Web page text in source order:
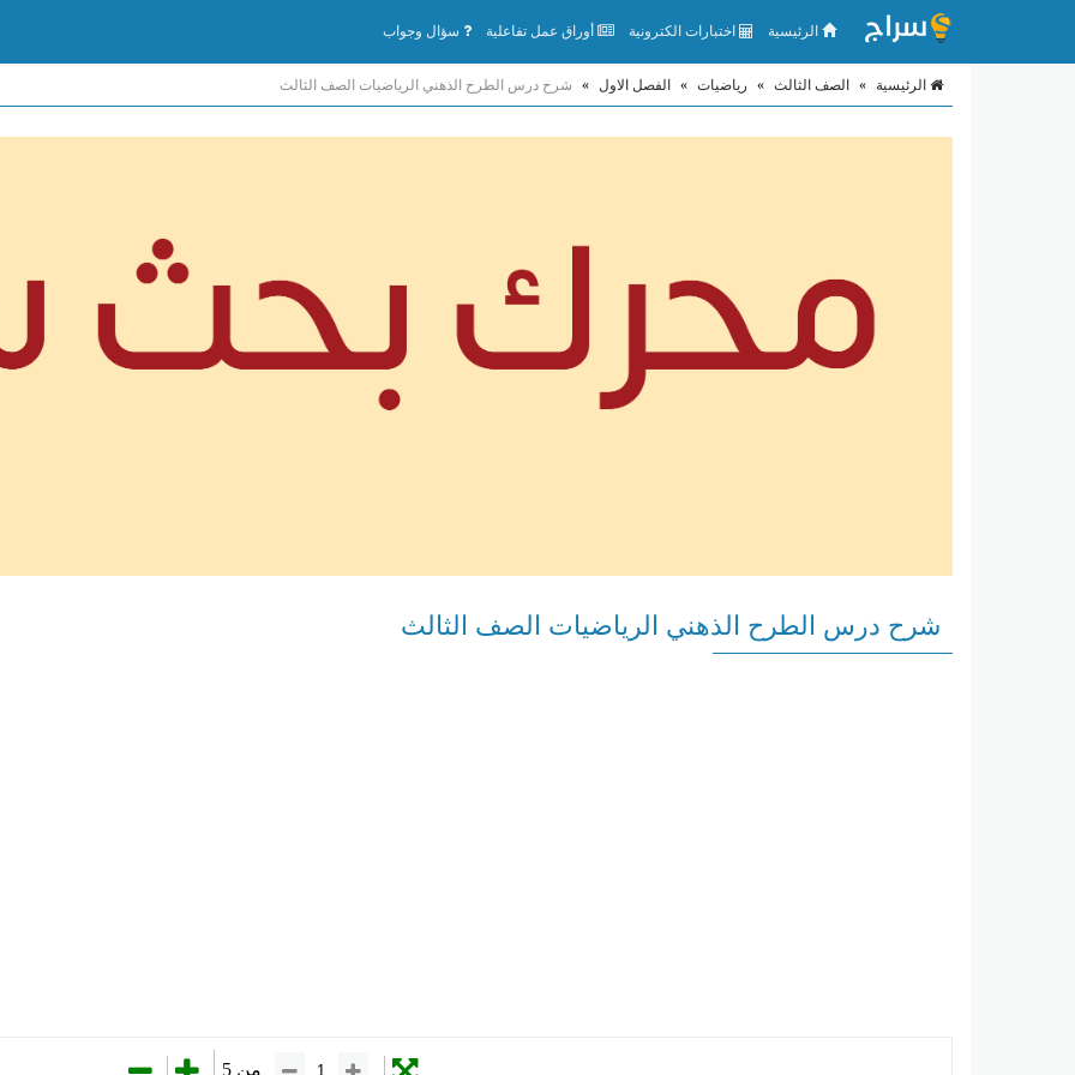
الرئيسية اختبارات الكترونية أوراق عمل تفاعلية سؤال وجواب
الرئيسية » الصف الثالث » رياضيات » الفصل الاول » شرح درس الطرح الذهني الرياضيات الصف الثالث
شرح درس الطرح الذهني الرياضيات الصف الثالث